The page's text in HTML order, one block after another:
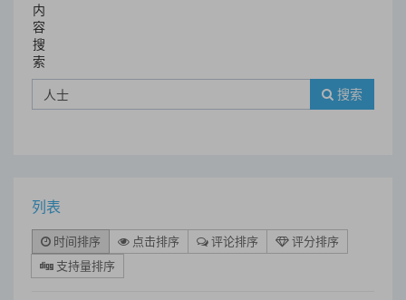
内
容
搜
索
搜索
列表
时间排序 点击排序 评论排序
评分排序
支持量排序